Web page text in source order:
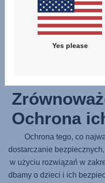
Ochrona
Ochrona tego, co
dostarczanie
w użyciu rozwiązań w
dbamy o dzieci i ich
Yes please